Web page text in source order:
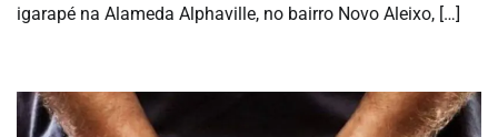
igarapé na Alameda Alphaville, no bairro Novo Aleixo, […]